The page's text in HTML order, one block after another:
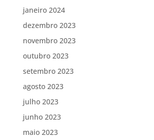
janeiro 2024
dezembro 2023
novembro 2023
outubro 2023
setembro 2023
agosto 2023
julho 2023
junho 2023
maio 2023